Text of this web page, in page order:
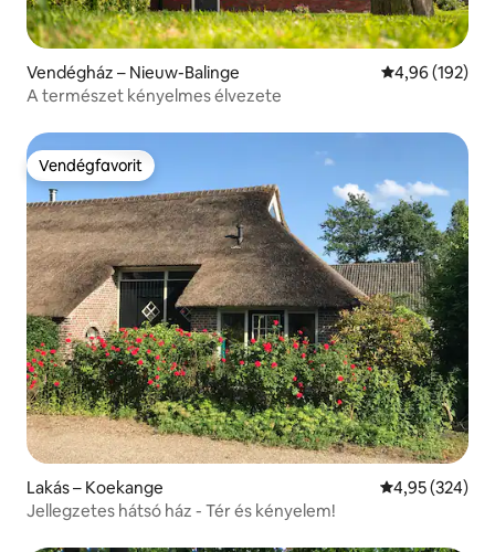
Vendégház – Nieuw-Balinge Átlagos
4,96 (192)
A természet kényelmes élvezete
Vendégfavorit
Vendégfavorit
Lakás – Koekange Átlagos
4,95 (324)
Jellegzetes hátsó ház - Tér és kényelem!